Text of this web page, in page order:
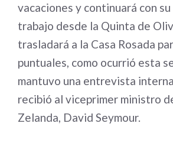
vacaciones y continuará con
trabajo desde la Quinta de
trasladará a la Casa Rosada
puntuales, como ocurrió esta
mantuvo una entrevista
recibió al viceprimer ministro
Zelanda, David Seymour.